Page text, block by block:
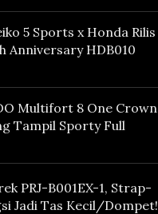
5 Sports x Honda Rilis
Anniversary HDB010
Multifort 8 One Crown
Tampil Sporty Full
PRJ-B001EX-1, Strap-
Jadi Tas Kecil/Dompet!